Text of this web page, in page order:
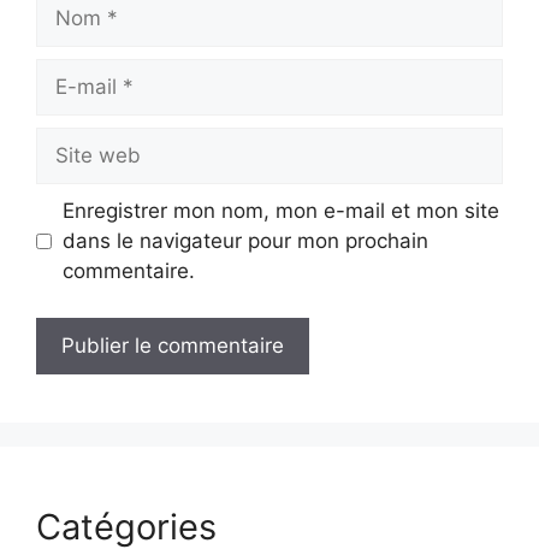
Site
web
Enregistrer mon nom, mon e-mail et mon site
dans le navigateur pour mon prochain
commentaire.
Catégories